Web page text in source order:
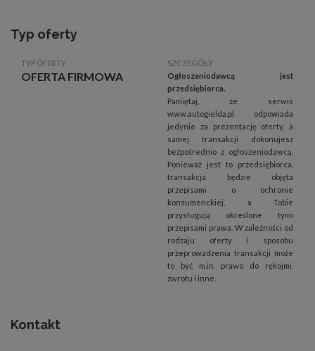
Typ oferty
TYP OFERTY
OFERTA FIRMOWA
SZCZEGÓŁY
Ogłoszeniodawcą jest
przedsiębiorca.
Pamiętaj, że serwis
www.autogielda.pl odpowiada
jedynie za prezentację oferty, a
samej transakcji dokonujesz
bezpośrednio z ogłoszeniodawcą.
Ponieważ jest to przedsiębiorca,
transakcja będzie objęta
przepisami o ochronie
konsumenckiej, a Tobie
przysługują określone tymi
przepisami prawa. W zależności od
rodzaju oferty i sposobu
przeprowadzenia transakcji może
to być m.in. prawo do rękojmi,
zwrotu i inne.
Kontakt